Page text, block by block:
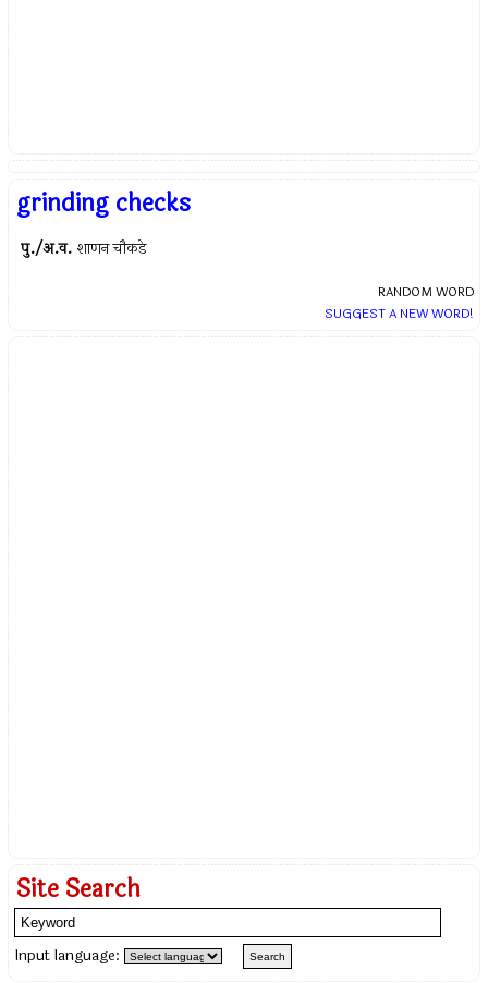
grinding checks
पु./अ.व. शाणन चौकडे
RANDOM WORD
SUGGEST A NEW WORD!
Site Search
Input language: